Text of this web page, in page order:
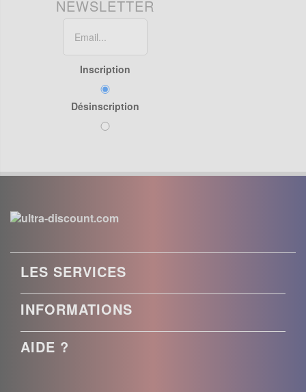
NEWSLETTER
Inscription
Désinscription
LES SERVICES
INFORMATIONS
AIDE ?